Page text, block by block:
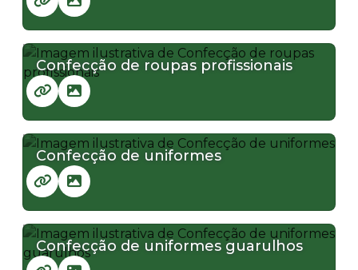
Confecção de roupas profissionais
Confecção de uniformes
Confecção de uniformes guarulhos